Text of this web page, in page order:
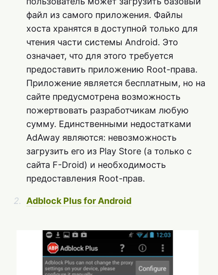
файл из самого приложения. Файлы
хоста хранятся в доступной только для
чтения части системы Android. Это
означает, что для этого требуется
предоставить приложению Root-права.
Приложение является бесплатным, но на
сайте предусмотрена возможность
пожертвовать разработчикам любую
сумму. Единственными недостатками
AdAway являются: невозможность
загрузить его из Play Store (а только с
сайта F-Droid) и необходимость
предоставления Root-прав.
Adblock Plus for Android